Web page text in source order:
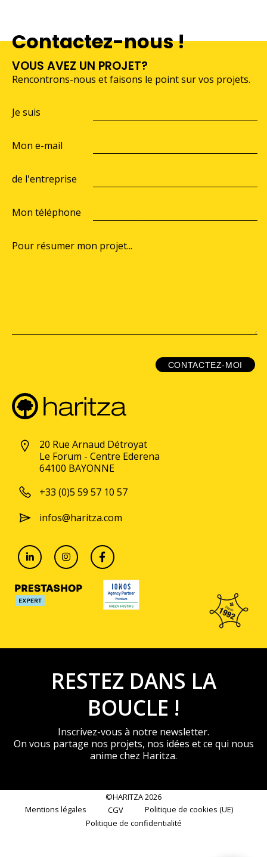
Contactez-nous !
20 Rue Arnaud Détroyat
Le Forum - Centre Ederena
64100 BAYONNE
+33 (0)5 59 57 10 57
infos@haritza.com
VOUS AVEZ UN PROJET?
Rencontrons-nous et faisons le point sur vos projets.
Je suis
Mon e-mail
de l'entreprise
Mon téléphone
Pour résumer mon projet...
CONTACTEZ-MOI
RESTEZ DANS LA
BOUCLE !
Inscrivez-vous à notre newsletter.
On vous partage nos projets, nos idées et ce qui nous
anime chez Haritza.
©HARITZA 2026
Mentions légales
CGV
Politique de cookies (UE)
Politique de confidentialité